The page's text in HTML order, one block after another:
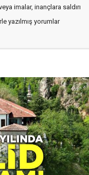
imalar, inançlara saldırı
yazılmış yorumlar